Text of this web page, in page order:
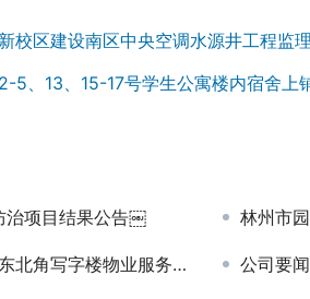
校区建设南区中央空调水源井工程监
5、13、15-17号学生公寓楼内宿舍
治项目结果公告￼ 林州市园林
楼物业服务项目成交公告 公司要闻 |